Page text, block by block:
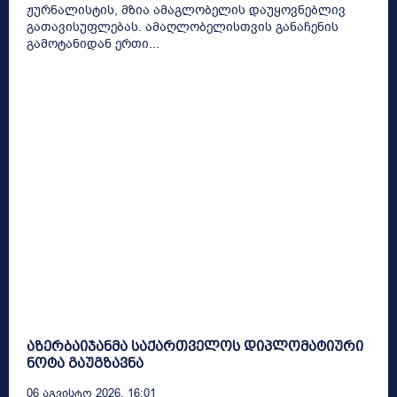
ჟურნალისტის, მზია ამაგლობელის დაუყოვნებლივ
გათავისუფლებას. ამაღლობელისთვის განაჩენის
გამოტანიდან ერთი...
აზერბაიჯანმა საქართველოს დიპლომატიური
ნოტა გაუგზავნა
06 Აგვისტო 2026, 16:01